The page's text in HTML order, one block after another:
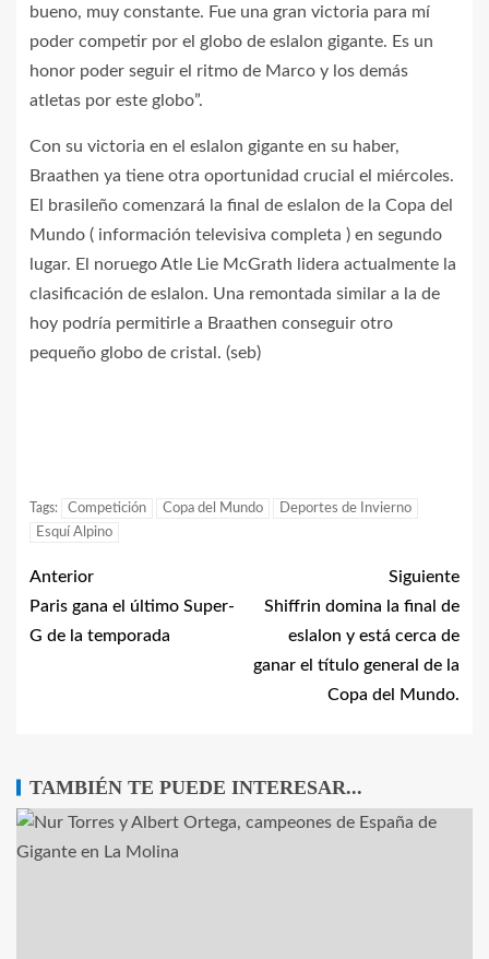
bueno, muy constante. Fue una gran victoria para mí
poder competir por el globo de eslalon gigante. Es un
honor poder seguir el ritmo de Marco y los demás
atletas por este globo”.
Con su victoria en el eslalon gigante en su haber,
Braathen ya tiene otra oportunidad crucial el miércoles.
El brasileño comenzará la final de eslalon de la Copa del
Mundo ( información televisiva completa ) en segundo
lugar. El noruego Atle Lie McGrath lidera actualmente la
clasificación de eslalon. Una remontada similar a la de
hoy podría permitirle a Braathen conseguir otro
pequeño globo de cristal. (seb)
Tags: Competición Copa del Mundo
Deportes de Invierno
Esquí Alpino
Anterior
Paris gana el último Super-
G de la temporada
Siguiente
Shiffrin domina la final de
eslalon y está cerca de
ganar el título general de la
Copa del Mundo.
TAMBIÉN TE PUEDE INTERESAR...